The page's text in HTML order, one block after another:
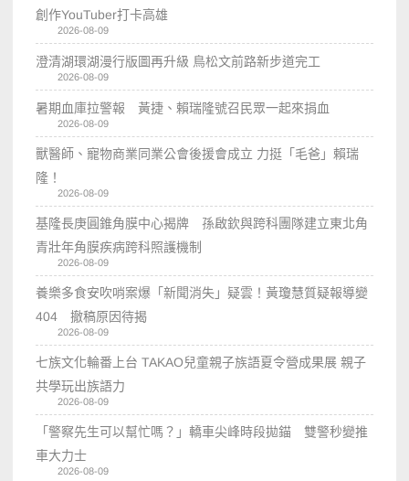
創作YouTuber打卡高雄
2026-08-09
澄清湖環湖漫行版圖再升級 鳥松文前路新步道完工
2026-08-09
暑期血庫拉警報 黃捷、賴瑞隆號召民眾一起來捐血
2026-08-09
獸醫師、寵物商業同業公會後援會成立 力挺「毛爸」賴瑞
隆！
2026-08-09
基隆長庚圓錐角膜中心揭牌 孫啟欽與跨科團隊建立東北角
青壯年角膜疾病跨科照護機制
2026-08-09
養樂多食安吹哨案爆「新聞消失」疑雲！黃瓊慧質疑報導變
404 撤稿原因待揭
2026-08-09
七族文化輪番上台 TAKAO兒童親子族語夏令營成果展 親子
共學玩出族語力
2026-08-09
「警察先生可以幫忙嗎？」轎車尖峰時段拋錨 雙警秒變推
車大力士
2026-08-09